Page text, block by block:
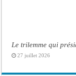
Le trilemme qui
27 juillet 2026